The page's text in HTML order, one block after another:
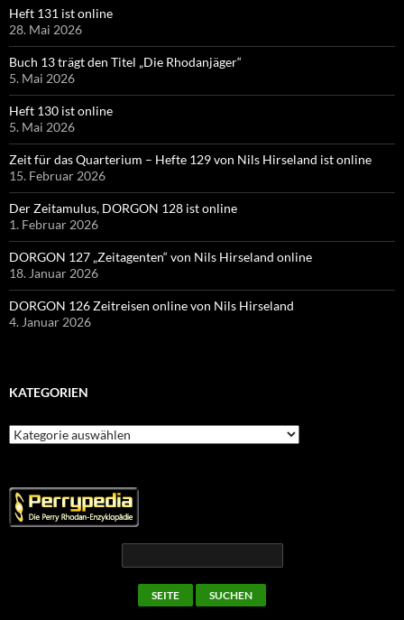
Heft 131 ist online
28. Mai 2026
Buch 13 trägt den Titel „Die Rhodanjäger“
5. Mai 2026
Heft 130 ist online
5. Mai 2026
Zeit für das Quarterium – Hefte 129 von Nils Hirseland ist online
15. Februar 2026
Der Zeitamulus, DORGON 128 ist online
1. Februar 2026
DORGON 127 „Zeitagenten“ von Nils Hirseland online
18. Januar 2026
DORGON 126 Zeitreisen online von Nils Hirseland
4. Januar 2026
KATEGORIEN
Kategorien